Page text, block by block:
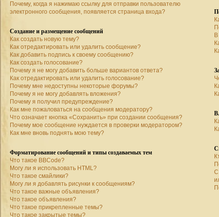
Почему, когда я нажимаю ссылку для отправки пользователю
электронного сообщения, появляется страница входа?
Создание и размещение сообщений
Как создать новую тему?
Как отредактировать или удалить сообщение?
Как добавить подпись к своему сообщению?
Как создать голосование?
Почему я не могу добавить больше вариантов ответа?
Как отредактировать или удалить голосование?
Почему мне недоступны некоторые форумы?
Почему я не могу добавлять вложения?
Почему я получил предупреждение?
Как мне пожаловаться на сообщения модератору?
Что означает кнопка «Сохранить» при создании сообщения?
Почему мое сообщение нуждается в проверки модератором?
Как мне вновь поднять мою тему?
Форматирование сообщений и типы создаваемых тем
Что такое BBCode?
Могу ли я использовать HTML?
Что такое смайлики?
Могу ли я добавлять рисунки к сообщениям?
Что такое важные объявления?
Что такое объявления?
Что такое прикрепленные темы?
Что такое закрытые темы?
С